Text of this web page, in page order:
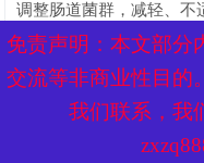
调整肠道菌群，减轻、不
而言，适量补充益生菌可
道功能。
免责声明：本文部分
交流等非商业性目的
我们联系，我
免责声明：本文部分
交流等非商业性目的
我们联系，我